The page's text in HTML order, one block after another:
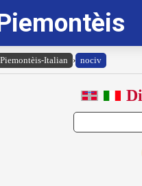
Piemontèis-Italian › nociv